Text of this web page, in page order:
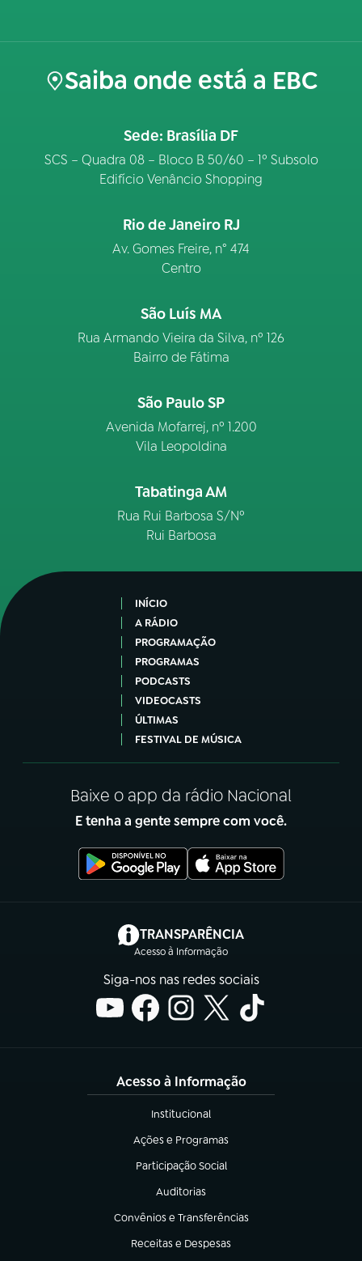
Saiba onde está a EBC
Sede: Brasília DF
SCS – Quadra 08 – Bloco B 50/60 – 1º Subsolo
Edifício Venâncio Shopping
Rio de Janeiro RJ
Av. Gomes Freire, n° 474
Centro
São Luís MA
Rua Armando Vieira da Silva, nº 126
Bairro de Fátima
São Paulo SP
Avenida Mofarrej, nº 1.200
Vila Leopoldina
Tabatinga AM
Rua Rui Barbosa S/Nº
Rui Barbosa
INÍCIO
A RÁDIO
PROGRAMAÇÃO
PROGRAMAS
PODCASTS
VIDEOCASTS
ÚLTIMAS
FESTIVAL DE MÚSICA
Baixe o app da rádio Nacional
E tenha a gente sempre com você.
TRANSPARÊNCIA
Acesso à Informação
(abre em nova aba)
Siga-nos nas redes sociais
Acesso à Informação
Institucional
(abre em nova aba)
Ações e Programas
(abre em nova aba)
Participação Social
(abre em nova aba)
Auditorias
(abre em nova aba)
Convênios e Transferências
(abre em nova aba)
Receitas e Despesas
(abre em nova aba)